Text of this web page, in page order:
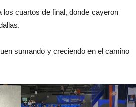
cuartos de final, donde cayeron
sumando y creciendo en el camino